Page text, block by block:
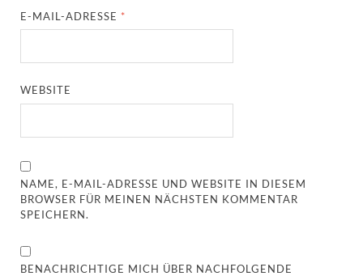
E-MAIL-ADRESSE *
WEBSITE
NAME, E-MAIL-ADRESSE UND WEBSITE IN DIESEM
BROWSER FÜR MEINEN NÄCHSTEN KOMMENTAR
SPEICHERN.
BENACHRICHTIGE MICH ÜBER NACHFOLGENDE